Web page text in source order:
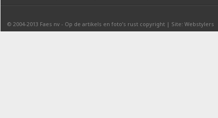
© 2004-2013 Faes nv - Op de artikels en foto’s rust copyright | Site: Webstylers